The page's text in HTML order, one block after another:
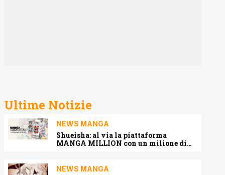
Ultime Notizie
NEWS MANGA
Shueisha: al via la piattaforma
MANGA MILLION con un milione di
NEWS MANGA